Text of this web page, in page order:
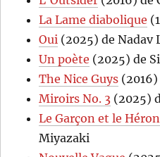
La Lame diabolique
Oui (2025) de Nadav
Un poète (2025) de
The Nice Guys (2016)
Miroirs No. 3 (2025)
Le Garçon et le Héron
Miyazaki